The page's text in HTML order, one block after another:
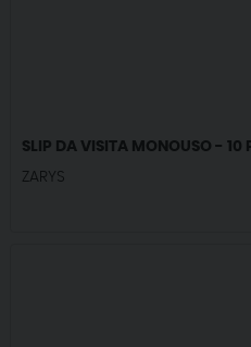
SLIP DA VISITA MONOUSO - 10
ZARYS